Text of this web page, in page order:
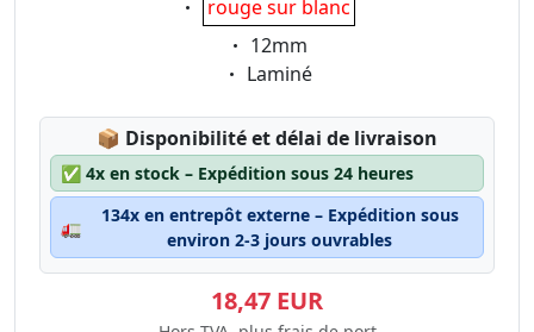
rouge sur blanc
Eigenschaft:
12mm
Eigenschaft:
Laminé
📦 Lagerstatus:
Disponibilité et délai de livraison
✅ 4x en stock – Expédition sous 24 heures
🚛
134x en entrepôt externe – Expédition sous
environ 2-3 jours ouvrables
18,47 EUR